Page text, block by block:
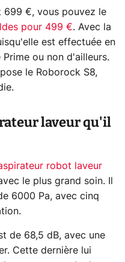
699 €, vous pouvez le
pour 499 €. Avec la
est effectuée en
ou non d'ailleurs.
le Roborock S8,
laveur qu'il
robot laveur
le plus grand soin. Il
6000 Pa, avec cinq
de 68,5 dB, avec une
Cette dernière lui